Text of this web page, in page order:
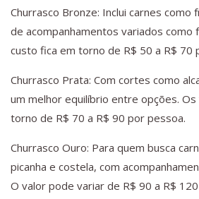
Churrasco Bronze: Inclui carnes como
de acompanhamentos variados como
custo fica em torno de R$ 50 a R$ 70
Churrasco Prata: Com cortes como
um melhor equilíbrio entre opções.
torno de R$ 70 a R$ 90 por pessoa.
Churrasco Ouro: Para quem busca
picanha e costela, com
O valor pode variar de R$ 90 a R$